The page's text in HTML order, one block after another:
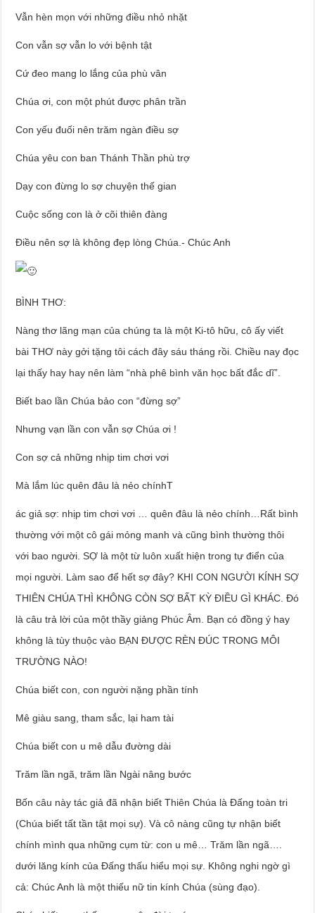
Vẫn hèn mọn với những điều nhỏ nhặt
Con vẫn sợ vẫn lo với bệnh tật
Cứ đeo mang lo lắng của phù vân
Chúa ơi, con một phút được phân trần
Con yếu đuối nên trăm ngàn điều sợ
Chúa yêu con ban Thánh Thần phù trợ
Dạy con đừng lo sợ chuyện thế gian
Cuộc sống con là ở cõi thiên đàng
Điều nên sợ là không đẹp lòng Chúa.- Chúc Anh
BÌNH THƠ:
Nàng thơ lãng mạn của chúng ta là một Ki-tô hữu, cô ấy viết
bài THƠ này gởi tặng tôi cách đây sáu tháng rồi. Chiều nay đọc
lại thấy hay hay nên làm “nhà phê bình văn học bất đắc dĩ”.
Biết bao lần Chúa bảo con “đừng sợ”
Nhưng vạn lần con vẫn sợ Chúa ơi !
Con sợ cả những nhịp tim chơi vơi
Mà lắm lúc quên đâu là nẻo chínhT
ác giả sợ: nhịp tim chơi vơi … quên đâu là nẻo chính…Rất bình
thường với một cô gái mỏng manh và cũng bình thường thôi
với bao người. SỢ là một từ luôn xuất hiện trong tự điển của
mọi người. Làm sao để hết sợ đây? KHI CON NGƯỜI KÍNH SỢ
THIÊN CHÚA THÌ KHÔNG CÒN SỢ BẤT KỲ ĐIỀU GÌ KHÁC. Đó
là câu trả lời của một thầy giảng Phúc Âm. Bạn có đồng ý hay
không là tùy thuộc vào BẠN ĐƯỢC RÈN ĐÚC TRONG MÔI
TRƯỜNG NÀO!
Chúa biết con, con người nặng phần tính
Mê giàu sang, tham sắc, lại ham tài
Chúa biết con u mê dẫu đường dài
Trăm lần ngã, trăm lần Ngài nâng bước
Bốn câu này tác giả đã nhận biết Thiên Chúa là Đấng toàn tri
(Chúa biết tất tần tật mọi sự). Và cô nàng cũng tự nhận biết
chính mình qua những cụm từ: con u mê… Trăm lần ngã….
dưới lăng kính của Đấng thấu hiểu mọi sự. Không nghi ngờ gì
cả: Chúc Anh là một thiếu nữ tin kính Chúa (sùng đạo).